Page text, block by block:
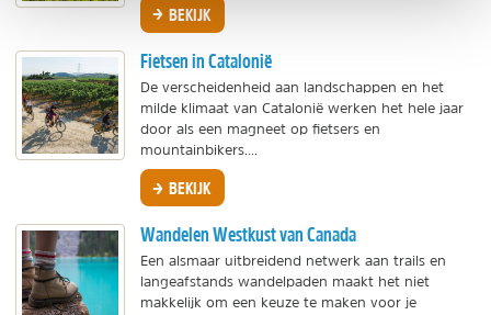
BEKIJK
Fietsen in Catalonië
De verscheidenheid aan landschappen en het
milde klimaat van Catalonië werken het hele jaar
door als een magneet op fietsers en
mountainbikers....
BEKIJK
Wandelen Westkust van Canada
Een alsmaar uitbreidend netwerk aan trails en
langeafstands wandelpaden maakt het niet
makkelijk om een keuze te maken voor je